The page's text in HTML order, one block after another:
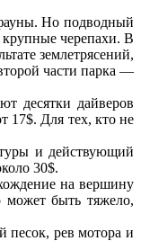
Но подводный
черепахи. В
землетрясений,
части парка —
десятки дайверов
17$. Для тех, кто не
и действующий
30$.
на вершину
может быть тяжело,
песок, рев мотора и